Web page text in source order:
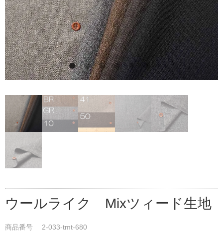
ウールライク Mixツィード生地
商品番号 2-033-tmt-680